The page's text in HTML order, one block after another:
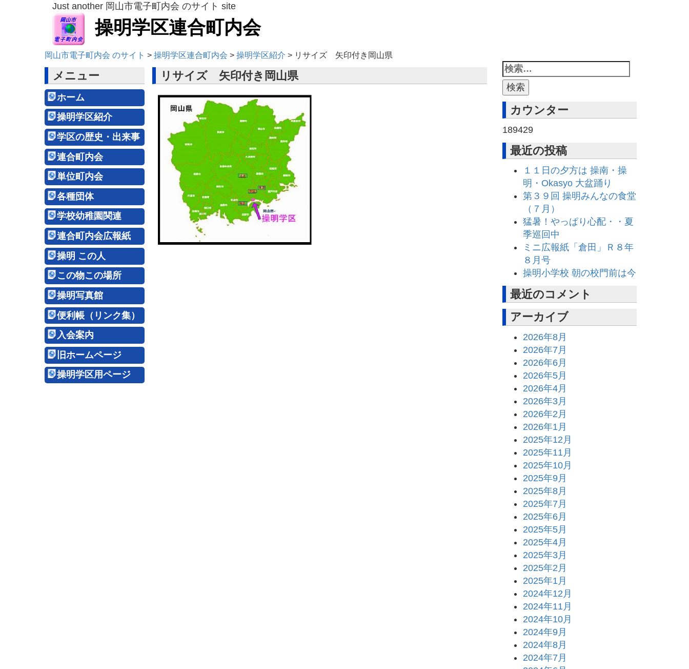
Just another 岡山市電子町内会 のサイト site
操明学区連合町内会
岡山市電子町内会 のサイト > 操明学区連合町内会 > 操明学区紹介 > リサイズ 矢印付き岡山県
メニュー
ホーム
操明学区紹介
学区の歴史・出来事
連合町内会
単位町内会
各種団体
学校幼稚園関連
連合町内会広報紙
操明 この人
この物この場所
操明写真館
便利帳（リンク集）
入会案内
旧ホームページ
操明学区用ページ
リサイズ 矢印付き岡山県
カウンター
189429
最近の投稿
１１日の夕方は 操南・操
明・Okasyo 大盆踊り
第３９回 操明みんなの食堂
（７月）
猛暑！やっぱり心配・・夏
季巡回中
ミニ広報紙「倉田」Ｒ８年
８月号
操明小学校 朝の校門前は今
最近のコメント
アーカイブ
2026年8月
2026年7月
2026年6月
2026年5月
2026年4月
2026年3月
2026年2月
2026年1月
2025年12月
2025年11月
2025年10月
2025年9月
2025年8月
2025年7月
2025年6月
2025年5月
2025年4月
2025年3月
2025年2月
2025年1月
2024年12月
2024年11月
2024年10月
2024年9月
2024年8月
2024年7月